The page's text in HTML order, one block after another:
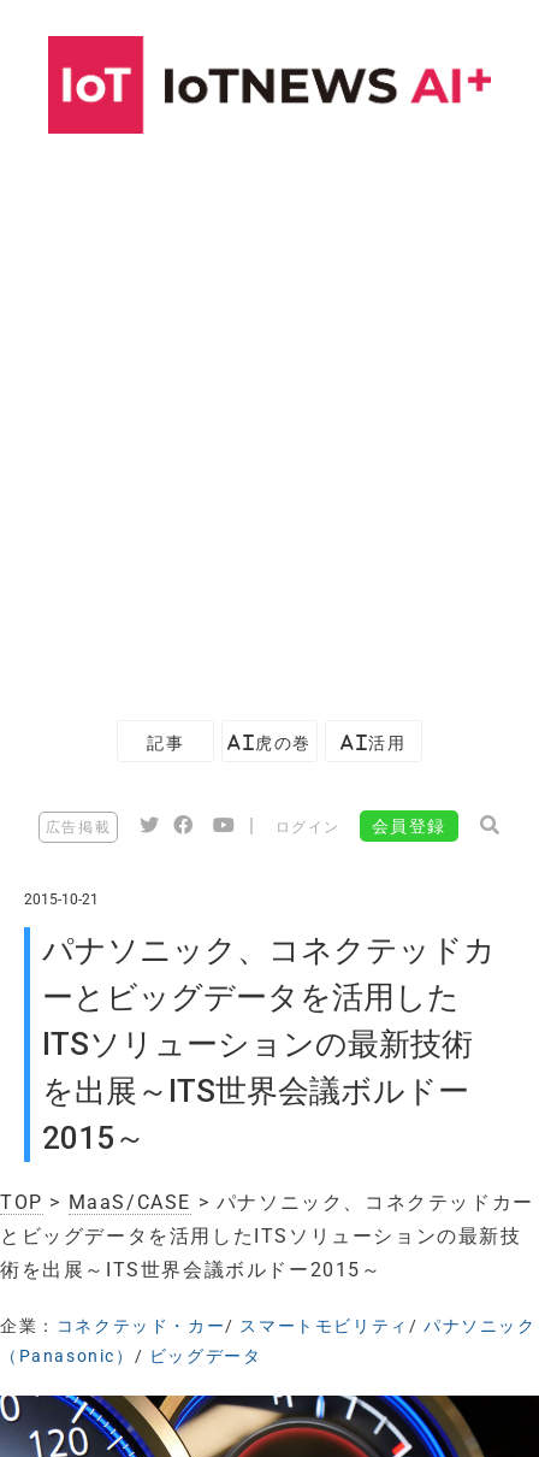
記事 AI虎の巻 AI活用
広告掲載 ログイン 会員登録
2015-10-21
パナソニック、コネクテッドカ
ーとビッグデータを活用した
ITSソリューションの最新技術
を出展～ITS世界会議ボルドー
2015～
TOP > MaaS/CASE > パナソニック、コネクテッドカー
とビッグデータを活用したITSソリューションの最新技
術を出展～ITS世界会議ボルドー2015～
企業： コネクテッド・カー/ スマートモビリティ /パナソニック
（Panasonic） / ビッグデータ